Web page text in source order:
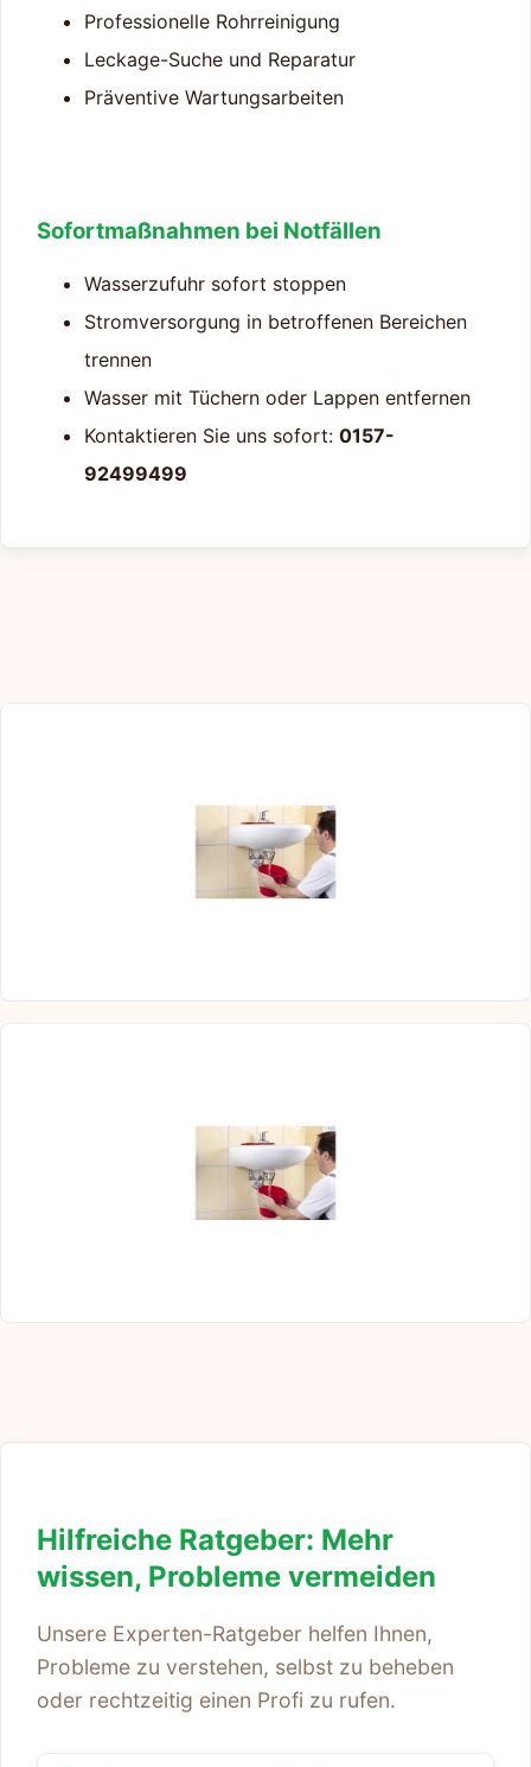
Professionelle Rohrreinigung
Leckage-Suche und Reparatur
Präventive Wartungsarbeiten
Sofortmaßnahmen bei Notfällen
Wasserzufuhr sofort stoppen
Stromversorgung in betroffenen Bereichen
trennen
Wasser mit Tüchern oder Lappen entfernen
Kontaktieren Sie uns sofort: 0157-
92499499
Hilfreiche Ratgeber: Mehr
wissen, Probleme vermeiden
Unsere Experten-Ratgeber helfen Ihnen,
Probleme zu verstehen, selbst zu beheben
oder rechtzeitig einen Profi zu rufen.